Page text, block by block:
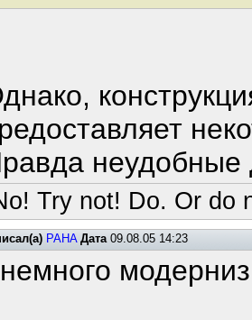
неудобные
Try not! Do. Or do
PAHA Дата09.08.05 14:23